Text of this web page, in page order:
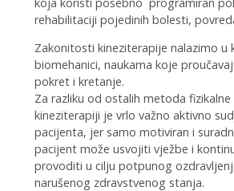
rehabilitaciji pojedinih bolesti,
Zakonitosti kineziterapije nalazimo u
biomehanici, naukama koje
pokret i kretanje.
Za razliku od ostalih metoda fizikalne
kineziterapiji je vrlo važno aktivno
pacijenta, jer samo motiviran i
pacijent može usvojiti vježbe i
provoditi u cilju potpunog
narušenog zdravstvenog stanja.